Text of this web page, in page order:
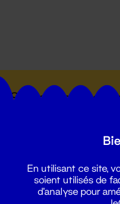
Suivez toutes
En utilisant ce site,
soient utilisés de
d'analyse pour